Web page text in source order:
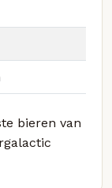
bieren van